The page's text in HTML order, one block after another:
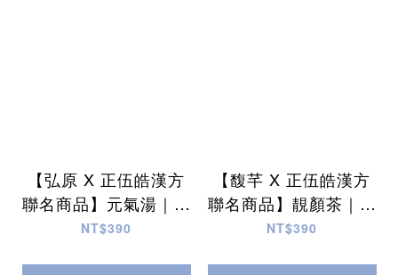
【弘原 X 正伍皓漢方
聯名商品】元氣湯｜消
除疲勞，提升工作效
NT$390
【馥芊 X 正伍皓漢方
聯名商品】靚顏茶｜輕
鬆泡，美妍好氣色，靚
NT$390